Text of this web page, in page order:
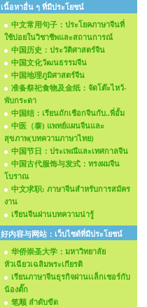
เนื้อหาอื่น ๆ ที่มีประโยชน์
中文常用句子：ประโยคภาษาจีนที่
ใช้บ่อยในวิชาชีพและสถานการณ์
中国历史：ประวัติศาสตร์จีน
中国文化วัฒนธรรมจีน
中国地理ภูมิศาสตร์จีน
准备祭祀食物及金纸：จัดโต๊ะไหว้-
พับกระดา
中国结：เรียนถักเชือกจีนกับ..พี่อั้ม
中医（泰) แพทย์แผนจีนและ
สุขภาพ(บทความภาษาไทย)
中国节日：ประเพณีและเทศกาลจีน
中国古代服饰与发式：ทรงผมจีน
โบราณ
中文求职: ภาษาจีนสำหรับการสมัคร
งาน
เรียนจีนผ่านบทความน่ารู้
好内容与网站：เว็บไซด์ที่มีประโยชน์
华侨崇圣大学：มหาวิทยาลัย
หัวเฉียวเฉลิมพระเกียรติ
เรียนภาษาจีนธุรกิจผ่านเเล็กเชอร์กับ
น้องตั๊ก
笔顺 ลำดับขีด